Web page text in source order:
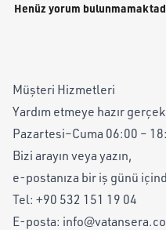
Henüz yorum
Müşteri Hizmetleri
Yardım etmeye hazır
Pazartesi–Cuma 06:00 –
Bizi arayın veya yazın,
e-postanıza bir iş günü
Tel: +90 532 151 19 04
E-posta: